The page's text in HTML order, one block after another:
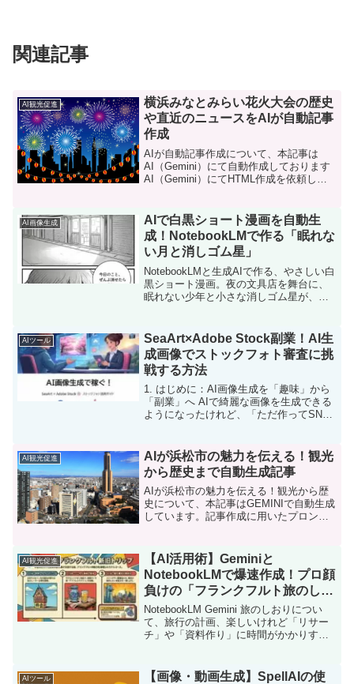
関連記事
AI観光促進
横浜みなとみらい花火大会の歴史
や直近のニュースをAIが自動記事
作成
AIが自動記事作成について、本記事は
AI（Gemini）にて自動作成しております
AI（Gemini）にてHTML作成を依頼し、
動で記事作成しています。 【送料無料…
AI画像生成
AIで白黒ショート漫画を自動生
成！NotebookLMで作る「眠れな
い月と消しゴム星」
NotebookLMと生成AIで作る、やさしい白
黒ショート漫画。夜の文具店を舞台に、
眠れない少年と小さな消しゴム星が、今
AIツール
SeaArt×Adobe Stock副業！AI生
成画像でストックフォト審査に挑
戦する方法
1. はじめに：AI画像生成を「趣味」から
「副業」へ AIで綺麗な画像を生成できる
ようになったけれど、「ただ作ってSNS
ール「SeaArt」を使
AI観光促進
AIが浜松市の魅力を伝える！観光
から歴史まで自動生成記事
AIが浜松市の魅力を伝える！観光から歴
史について、本記事はGEMINIで自動生成
しています。記事作成に用いたプロンプ
る 楽天トラベルクーポン寄付額50,00…
AI観光促進
【AI活用術】Geminiと
NotebookLMで爆速作成！プロ顔
負けの「フランクフルト旅のしお
り」の作り方
NotebookLM Gemini 旅のしおりについ
て、旅行の計画、楽しいけれど「リサー
チ」や「資料作り」に時間がかかりすぎ
ノートブック 「…
AIツール
【画像・動画生成】SpellAIの使